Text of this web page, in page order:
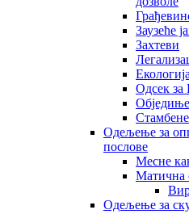
Заузеће
Захтеви
Екологија
Одсек
Oдељење за
послове
Месне
Матична
Одељење за